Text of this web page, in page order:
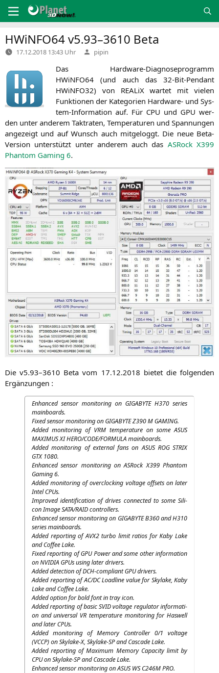
Inhalt
springen
HWiNFO64 v5.93–3610 Beta
17.12.2018 13:43 Uhr Verfasst
von
pipin
Das Hard­ware-Dia­gno­se­pro­gramm
HWiNFO64 (und auch das 32-Bit-Pen­dant
HWiNFO32) von REA­LiX war­tet mit vie­len
Funk­tio­nen der Kate­go­rien Hard­ware- und Sys­
tem-Infor­ma­ti­on auf. Für CPU und GPU wer­
den unter ande­rem Takt­ra­ten, Tem­pe­ra­tu­ren und Span­nun­gen
ange­zeigt und auf Wunsch auch mit­ge­loggt. Die neue Beta-
Ver­si­on unter­stützt unter ande­rem auch das ASRockX399
Phan­tom Gam­ing 6.
Die v5.93–3610 Beta vom 17.12.2018 bie­tet die fol­gen­den
Ergänzungen :
Enhan­ced sen­sor moni­to­ring on GIGABYTE H370 series
mainboards.
Fixed sen­sor moni­to­ring on GIGABYTEZ390M GAMING.
Added moni­to­ring of VRM tem­pe­ra­tu­re on someASUS
MAXIMUSXIHERO/CODE/FORMULAmainboards.
Added moni­to­ring of exter­nal fans onASUS ROG STRIX
GTX1080.
Enhan­ced sen­sor moni­to­ring on ASRockX399Phan­tom
Gam­ing 6.
Added moni­to­ring of over­clo­cking vol­ta­ge off­sets on later
Intel CPUs.
Impro­ved iden­ti­fi­ca­ti­on of dri­ves con­nec­ted to some Sili­
con ImageSATA/RAIDcontrollers.
Enhan­ced sen­sor moni­to­ring on GIGABYTE B360andH310
series mainboards.
Added report­ing ofAVX2tur­bo limit rati­os for Kaby Lake
and Cof­fee Lake.
Fixed report­ing ofGPUPower and some other infor­ma­ti­on
onNVIDIA GPUs using later drivers.
Added detec­tion of DCH-com­pli­antGPUdrivers.
Added report­ing ofAC/DCLoad­li­ne value for Sky­la­ke, Kaby
Lake and Cof­fee Lake.
Added opti­on for bold font in tray icon.
Added report­ing of basicSVIDvol­ta­ge regu­la­tor infor­ma­ti­
on and uni­ver­sal VR tem­pe­ra­tu­re moni­to­ring for Has­well
and later CPUs.
Added moni­to­ring of Memo­ry Con­trol­ler 0/1 vol­ta­ge
(VCCP) on Skylake‑X, Sky­la­ke-SP and Cas­ca­de Lake.
Added report­ing of Maxi­mum Memo­ry Capa­ci­ty limit by
CPUon Sky­la­ke-SP and Cas­ca­de Lake.
Enhan­ced sen­sor moni­to­ring onASUS WS C246MPRO.